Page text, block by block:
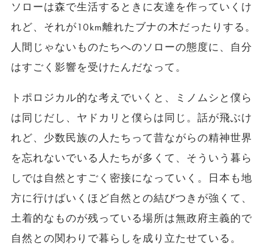
ソローは森で生活するときに友達を作っていくけ
れど、それが10km離れたブナの木だったりする。
人間じゃないものたちへのソローの態度に、自分
はすごく影響を受けたんだなって。
トポロジカル的な考えでいくと、ミノムシと僕ら
は同じだし、ヤドカリと僕らは同じ。話が飛ぶけ
れど、少数民族の人たちって昔ながらの精神世界
を忘れないでいる人たちが多くて、そういう暮ら
しでは自然とすごく密接になっていく。日本も地
方に行けばいくほど自然との結びつきが強くて、
土着的なものが残っている場所は無政府主義的で
自然との関わりで暮らしを成り立たせている。